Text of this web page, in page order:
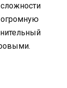
огромную